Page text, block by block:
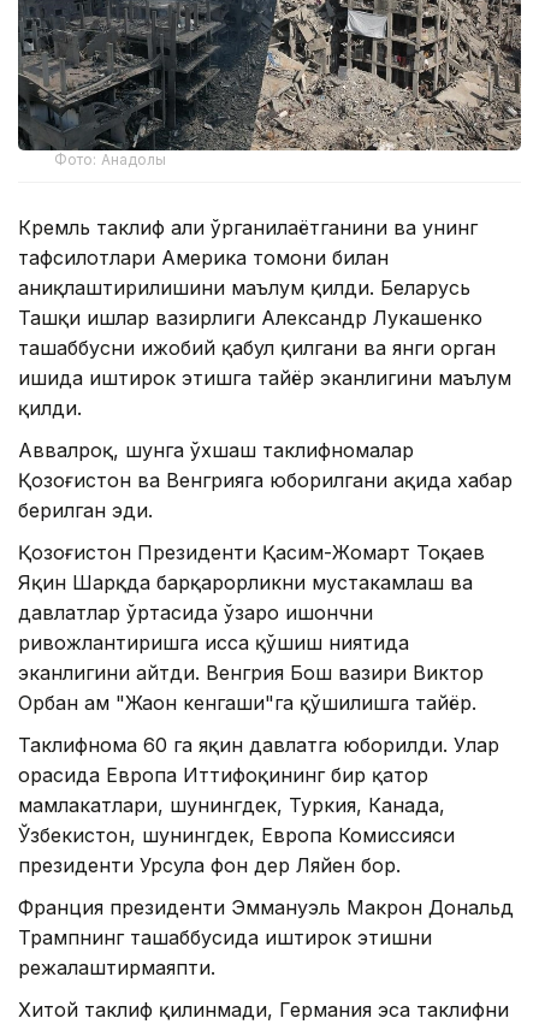
Фото: Анадолы
Кремль таклиф ҳали ўрганилаётганини ва унинг
тафсилотлари Америка томони билан
аниқлаштирилишини маълум қилди. Беларусь
Ташқи ишлар вазирлиги Александр Лукашенко
ташаббусни ижобий қабул қилгани ва янги орган
ишида иштирок этишга тайёр эканлигини маълум
қилди.
Аввалроқ, шунга ўхшаш таклифномалар
Қозоғистон ва Венгрияга юборилгани ҳақида хабар
берилган эди.
Қозоғистон Президенти Қасим-Жомарт Тоқаев
Яқин Шарқда барқарорликни мустаҳкамлаш ва
давлатлар ўртасида ўзаро ишончни
ривожлантиришга ҳисса қўшиш ниятида
эканлигини айтди. Венгрия Бош вазири Виктор
Орбан ҳам "Жаҳон кенгаши"га қўшилишга тайёр.
Таклифнома 60 га яқин давлатга юборилди. Улар
орасида Европа Иттифоқининг бир қатор
мамлакатлари, шунингдек, Туркия, Канада,
Ўзбекистон, шунингдек, Европа Комиссияси
президенти Урсула фон дер Ляйен бор.
Франция президенти Эммануэль Макрон Дональд
Трампнинг ташаббусида иштирок этишни
режалаштирмаяпти.
Хитой таклиф қилинмади, Германия эса таклифни